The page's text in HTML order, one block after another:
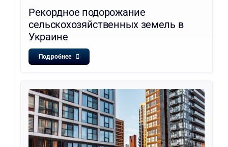
Рекордное подорожание
сельскохозяйственных земель в
Украине
Подробнее